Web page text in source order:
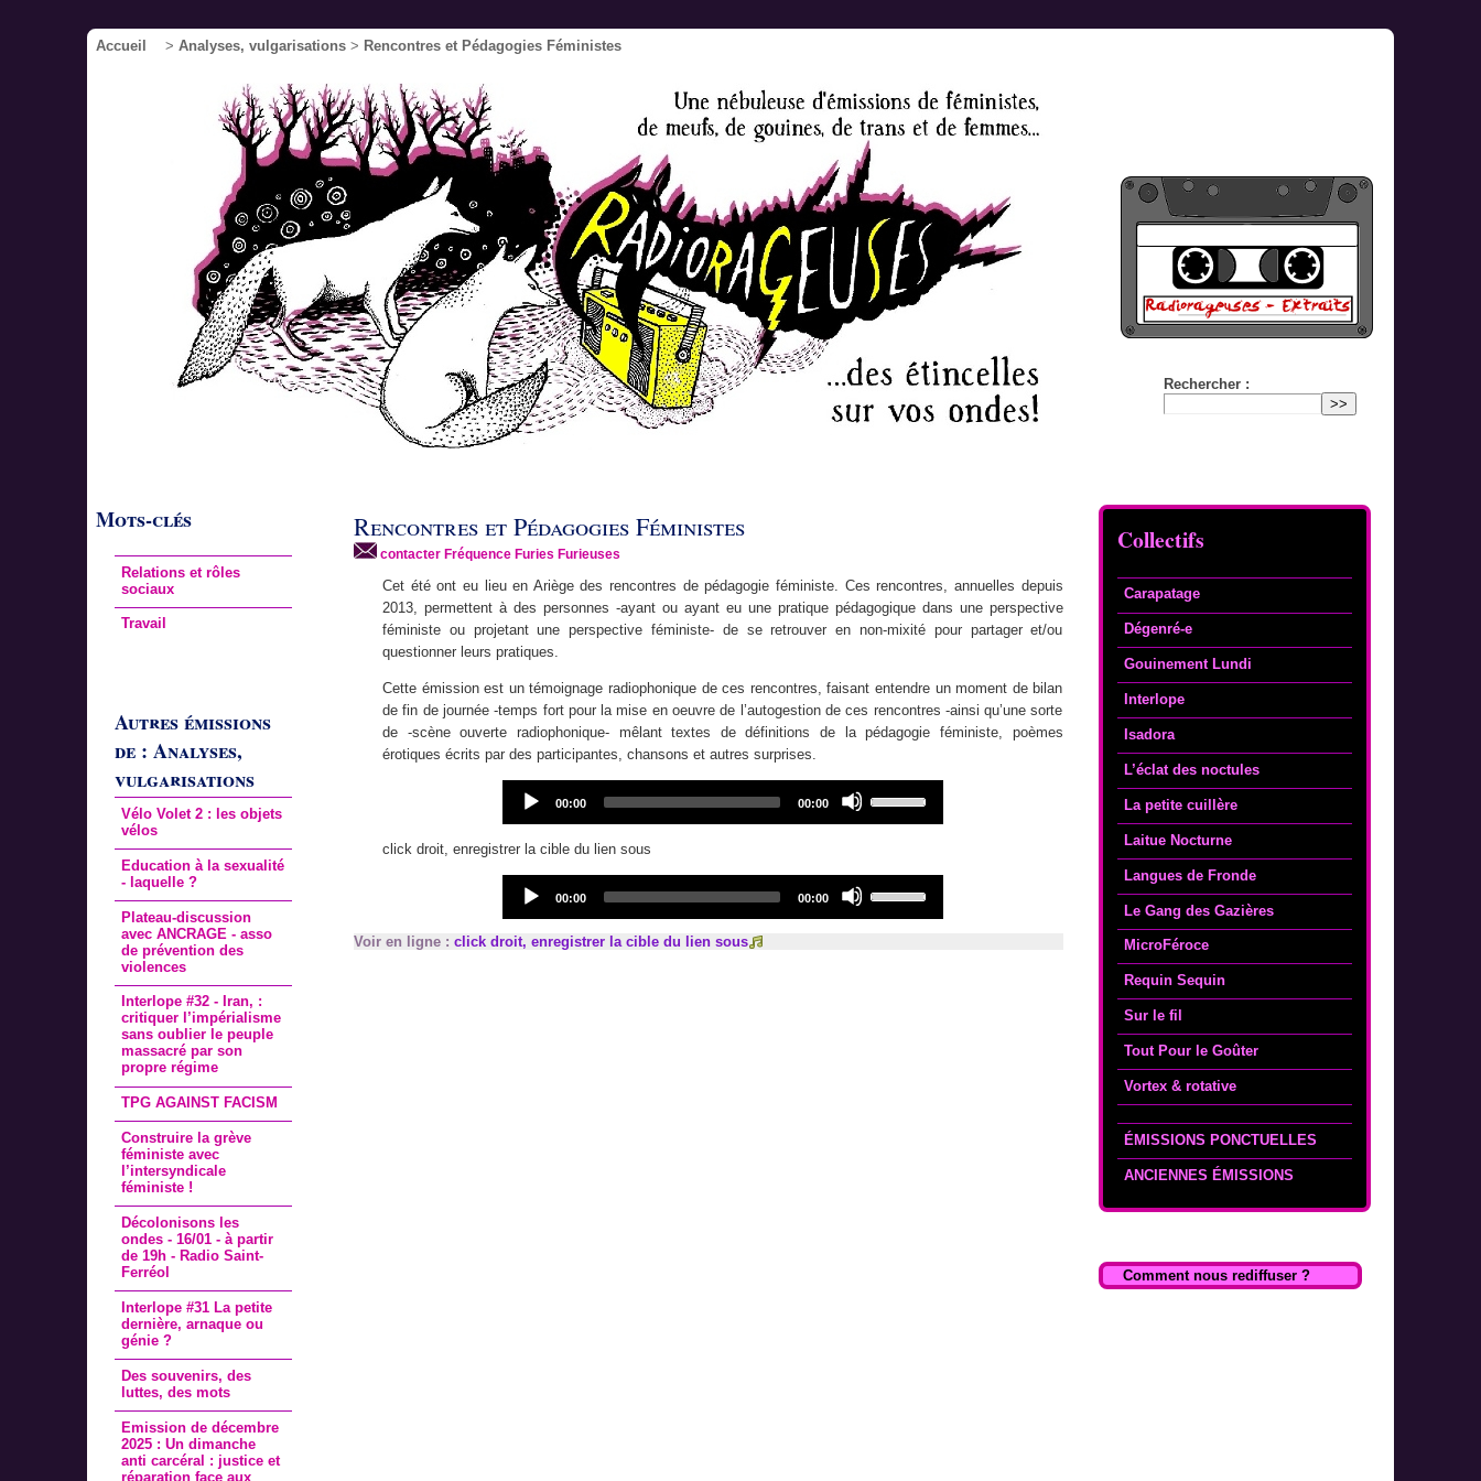
Accueil > Analyses, vulgarisations > Rencontres et Pédagogies Féministes
Rechercher :
Collectifs
Carapatage
Dégenré-e
Gouinement Lundi
Interlope
Isadora
L’éclat des noctules
La petite cuillère
Laitue Nocturne
Langues de Fronde
Le Gang des Gazières
MicroFéroce
Requin Sequin
Sur le fil
Tout Pour le Goûter
Vortex & rotative
ÉMISSIONS PONCTUELLES
ANCIENNES ÉMISSIONS
Comment nous rediffuser ?
Mots-clés
Relations et rôles
sociaux
Travail
Autres émissions
de : Analyses,
vulgarisations
Vélo Volet 2 : les objets
vélos
Education à la sexualité
- laquelle ?
Plateau-discussion
avec ANCRAGE - asso
de prévention des
violences
Interlope #32 - Iran, :
critiquer l’impérialisme
sans oublier le peuple
massacré par son
propre régime
TPG AGAINST FACISM
Construire la grève
féministe avec
l’intersyndicale
féministe !
Décolonisons les
ondes - 16/01 - à partir
de 19h - Radio Saint-
Ferréol
Interlope #31 La petite
dernière, arnaque ou
génie ?
Des souvenirs, des
luttes, des mots
Emission de décembre
2025 : Un dimanche
anti carcéral : justice et
réparation face aux
Rencontres et Pédagogies Féministes
contacter Fréquence Furies Furieuses
Cet été ont eu lieu en Ariège des rencontres de pédagogie féministe. Ces rencontres, annuelles depuis
2013, permettent à des personnes -ayant ou ayant eu une pratique pédagogique dans une perspective
féministe ou projetant une perspective féministe- de se retrouver en non-mixité pour partager et/ou
questionner leurs pratiques.
Cette émission est un témoignage radiophonique de ces rencontres, faisant entendre un moment de bilan
de fin de journée -temps fort pour la mise en oeuvre de l’autogestion de ces rencontres -ainsi qu’une sorte
de -scène ouverte radiophonique- mêlant textes de définitions de la pédagogie féministe, poèmes
érotiques écrits par des participantes, chansons et autres surprises.
Audio
Player
Current
00:00
Total
00:00
Up/Down
to
increase
or
click droit, enregistrer la cible du lien sous
Audio
Player
Current
00:00
Total
00:00
Up/Down
Voir en ligne : click droit, enregistrer la cible du lien sous